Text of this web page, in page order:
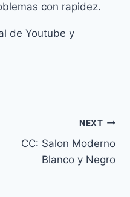
con rapidez.
de Youtube y
NEXT
CC: Salon Moderno
Blanco y Negro